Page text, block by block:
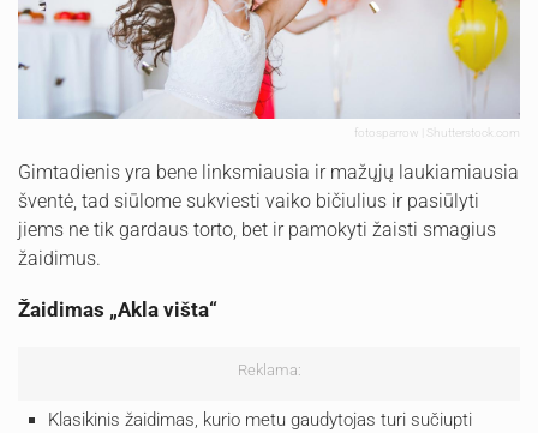
fotosparrow | Shutterstock.com
Gimtadienis yra bene linksmiausia ir mažųjų laukiamiausia
šventė, tad siūlome sukviesti vaiko bičiulius ir pasiūlyti
jiems ne tik gardaus torto, bet ir pamokyti žaisti smagius
žaidimus.
Žaidimas „Akla višta“
Reklama:
Klasikinis žaidimas, kurio metu gaudytojas turi sučiupti